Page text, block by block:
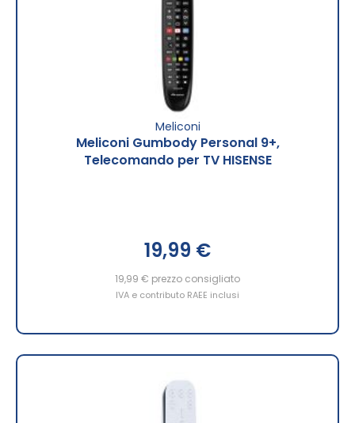
Meliconi
Meliconi Gumbody Personal 9+,
Telecomando per TV HISENSE
19,99 €
19,99 € prezzo consigliato
IVA e contributo RAEE inclusi